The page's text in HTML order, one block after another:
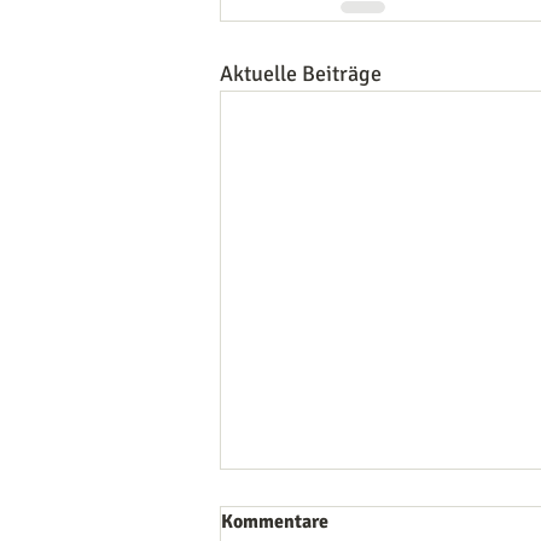
Aktuelle Beiträge
Kommentare